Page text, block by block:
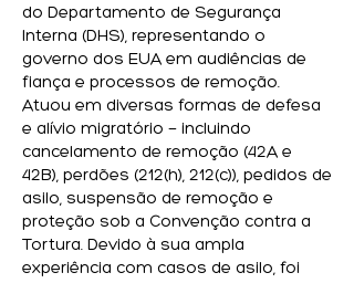
do Departamento de Segurança
Interna (DHS), representando o
governo dos EUA em audiências de
fiança e processos de remoção.
Atuou em diversas formas de defesa
e alívio migratório — incluindo
cancelamento de remoção (42A e
42B), perdões (212(h), 212(c)), pedidos de
asilo, suspensão de remoção e
proteção sob a Convenção contra a
Tortura. Devido à sua ampla
experiência com casos de asilo, foi